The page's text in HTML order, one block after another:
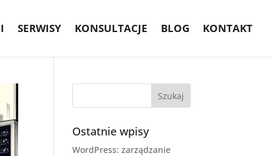
SERWISY KONSULTACJE BLOG KONTAKT
Ostatnie wpisy
WordPress: zarządzanie